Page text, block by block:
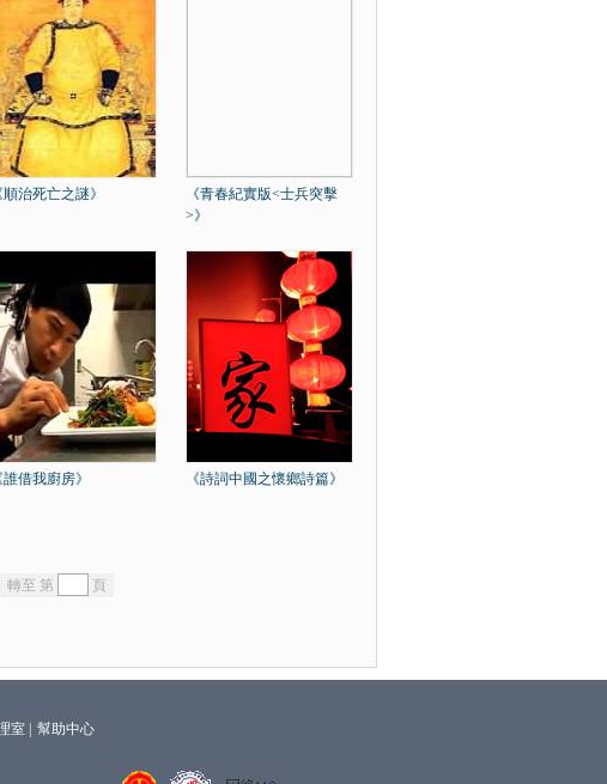
順治死亡之謎》
《青春紀實版<士兵突擊
>》
誰借我廚房》 《詩詞中國之懷鄉詩篇》
轉至 第 頁
室 幫助中心